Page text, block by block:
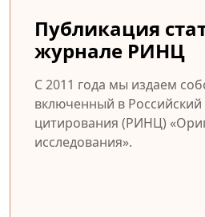
Публикация
журнале РИНЦ
С 2011 года мы издаем
включенный в Российский
цитирования (РИНЦ)
исследования».